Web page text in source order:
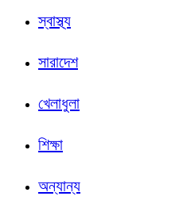
স্বাস্থ্য
সারাদেশ
খেলাধুলা
শিক্ষা
অন্যান্য